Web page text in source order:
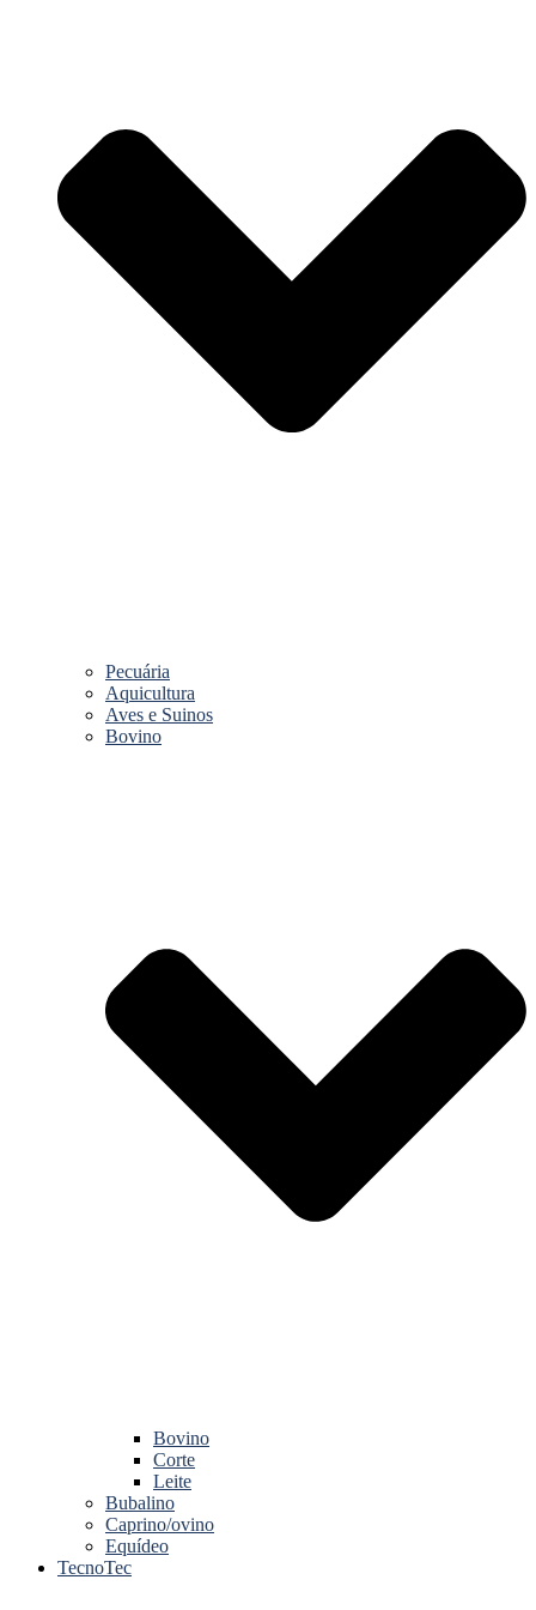
Pecuária
Aquicultura
Aves e Suinos
Bovino
Bovino
Corte
Leite
Bubalino
Caprino/ovino
Equídeo
TecnoTec